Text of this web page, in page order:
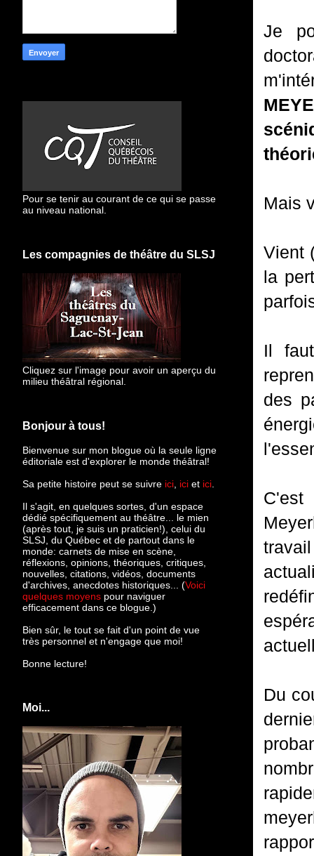
Je
Mais
Vient
la
Il
des
Du
Pour se tenir au courant de ce qui se passe
au niveau national.
Les compagnies de théâtre du SLSJ
Cliquez sur l'image pour avoir un aperçu du
milieu théâtral régional.
Bonjour à tous!
Bienvenue sur mon blogue où la seule ligne
éditoriale est d'explorer le monde théâtral!
Sa petite histoire peut se suivre ici ici et ici
Il s'agit, en quelques sortes, d'un espace
dédié spécifiquement au théâtre... le mien
(après tout, je suis un praticien!), celui du
SLSJ, du Québec et de partout dans le
monde: carnets de mise en scène,
réflexions, opinions, théoriques, critiques,
nouvelles, citations, vidéos, documents
d'archives, anecdotes historiques... (Voici
quelques moyens pour naviguer
efficacement dans ce blogue.)
Bien sûr, le tout se fait d'un point de vue
très personnel et n'engage que moi!
Bonne lecture!
Moi...